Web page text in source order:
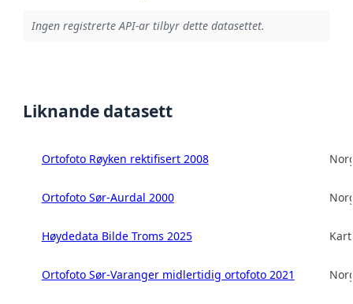
Ingen registrerte API-ar tilbyr dette datasettet.
Liknande datasett
Ortofoto Røyken rektifisert 2008
Ortofoto Sør-Aurdal 2000
Høydedata Bilde Troms 2025
Ortofoto Sør-Varanger midlertidig ortofoto 2021